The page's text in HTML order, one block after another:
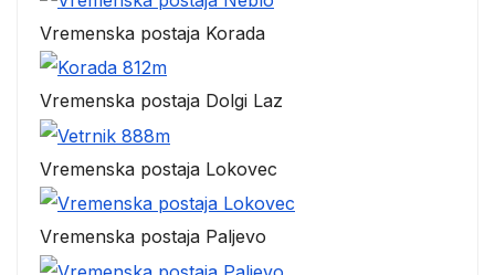
Vremenska postaja Korada
Vremenska postaja Dolgi Laz
Vremenska postaja Lokovec
Vremenska postaja Paljevo